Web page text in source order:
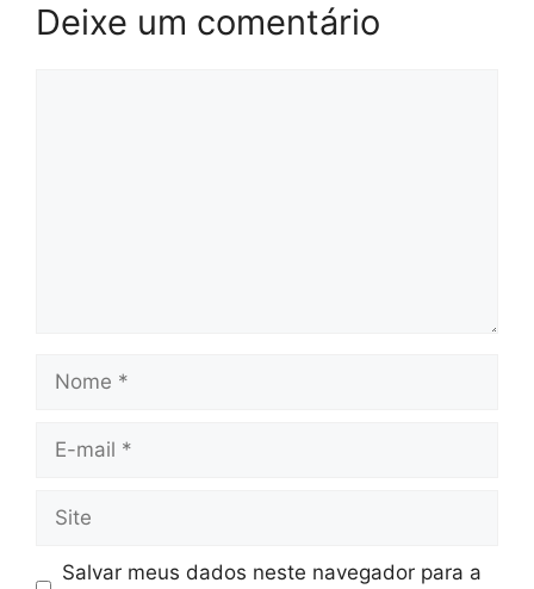
Deixe um comentário
Nome
Site
Salvar meus dados neste navegador para a